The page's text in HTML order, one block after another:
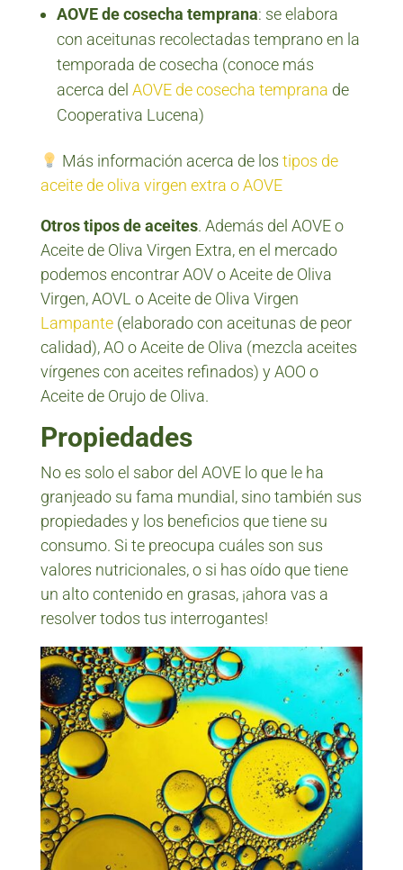
AOVE de cosecha temprana: se elabora
con aceitunas recolectadas temprano en la
temporada de cosecha (conoce más
acerca del AOVE de cosecha temprana de
Cooperativa Lucena)
Más información acerca de lostipos de
aceite de oliva virgen extra o AOVE
Otros tipos de aceites. Además del AOVE o
Aceite de Oliva Virgen Extra, en el mercado
podemos encontrar AOV o Aceite de Oliva
Virgen, AOVL o Aceite de Oliva Virgen
Lampante(elaborado con aceitunas de peor
calidad), AO o Aceite de Oliva (mezcla aceites
vírgenes con aceites refinados) y AOO o
Aceite de Orujo de Oliva.
Propiedades
No es solo el sabor del AOVE lo que le ha
granjeado su fama mundial, sino también sus
propiedades y los beneficios que tiene su
consumo. Si te preocupa cuáles son sus
valores nutricionales, o si has oído que tiene
un alto contenido en grasas, ¡ahora vas a
resolver todos tus interrogantes!